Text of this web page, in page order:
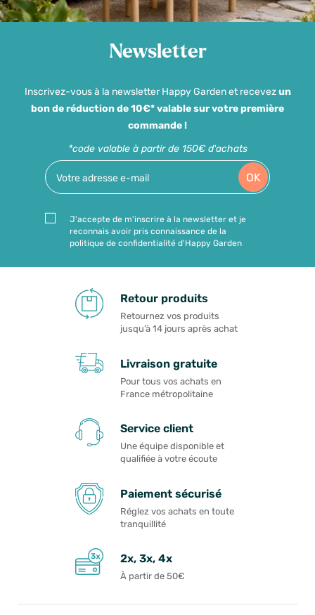
Newsletter
Inscrivez-vous à la newsletter Happy Garden et recevezun
bon de réduction de 10€* valable sur votre première
commande !
*code valable à partir de 150€ d'achats
OK
J'accepte de m'inscrire à la newsletter et je
reconnais avoir pris connaissance de la
politique de confidentialité d'Happy Garden
Retour produits
Retournez vos produits
jusqu’à 14 jours après achat
Livraison gratuite
Pour tous vos achats en
France métropolitaine
Service client
Une équipe disponible et
qualifiée à votre écoute
Paiement sécurisé
Réglez vos achats en toute
tranquillité
2x, 3x, 4x
À partir de 50€